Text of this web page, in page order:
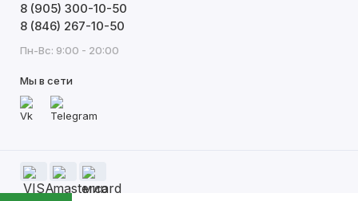
8 (905) 300-10-50
8 (846) 267-10-50
Пн-Вс: 9:00 - 20:00
Мы в сети